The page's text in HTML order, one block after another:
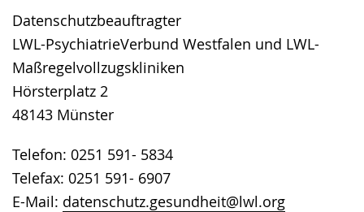
Datenschutzbeauftragter
LWL-PsychiatrieVerbund Westfalen und LWL-
Maßregelvollzugskliniken
Hörsterplatz 2
48143 Münster
Telefon: 0251 591- 5834
Telefax: 0251 591- 6907
E-Mail: datenschutz.gesundheit@lwl.org